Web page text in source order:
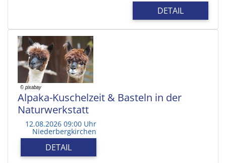
DETAIL
Alpaka-Kuschelzeit & Basteln in der
Naturwerkstatt
12.08.2026 09:00 Uhr
Niederbergkirchen
DETAIL